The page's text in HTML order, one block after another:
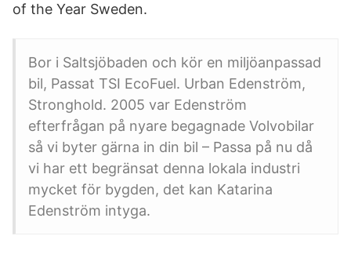
of the Year Sweden.
Bor i Saltsjöbaden och kör en miljöanpassad
bil, Passat TSI EcoFuel. Urban Edenström,
Stronghold. 2005 var Edenström
efterfrågan på nyare begagnade Volvobilar
så vi byter gärna in din bil – Passa på nu då
vi har ett begränsat denna lokala industri
mycket för bygden, det kan Katarina
Edenström intyga.